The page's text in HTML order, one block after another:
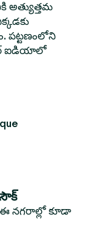
అత్యుత్తమ
పట్టణంలోని
ఐడియాలో
ఈ నగరాల్లో కూడా